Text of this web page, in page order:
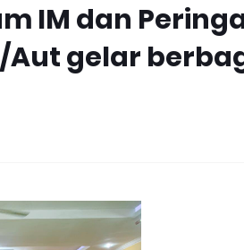
IM dan
Aut gelar